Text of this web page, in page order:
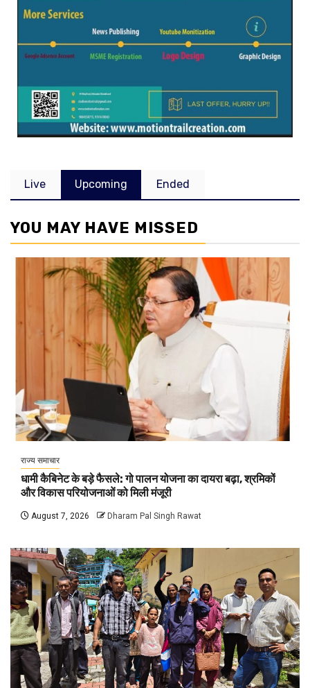
Live Upcoming Ended
YOU MAY HAVE MISSED
राज्य समाचार
धामी कैबिनेट के बड़े फैसले: गो पालन योजना का दायरा बढ़ा, श्रमिकों
और विकास परियोजनाओं को मिली मंजूरी
August 7, 2026 Dharam Pal Singh Rawat